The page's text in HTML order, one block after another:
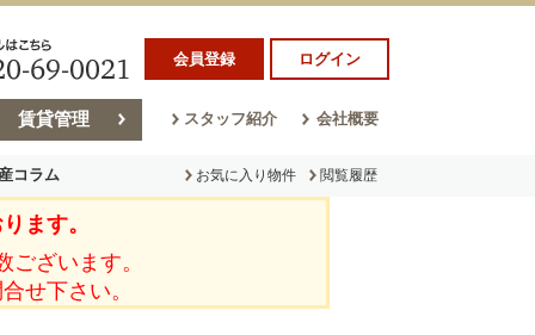
会員登録 ログイン
賃貸管理 スタッフ紹介 会社概要
コラム
ム
お気に入り物件 閲覧履歴
ます。
ざいます。
せ下さい。